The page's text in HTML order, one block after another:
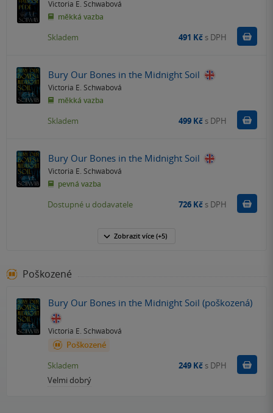
Victoria E. Schwabová
měkká vazba
Skladem 491 Kč s DPH
Bury Our Bones in the Midnight Soil
Victoria E. Schwabová
měkká vazba
Skladem 499 Kč s DPH
Bury Our Bones in the Midnight Soil
Victoria E. Schwabová
pevná vazba
Dostupné u dodavatele 726 Kč s DPH
Zobrazit více (+5)
Poškozené
Bury Our Bones in the Midnight Soil (poškozená)
Victoria E. Schwabová
Poškozené
Velmi dobrý
Skladem 249 Kč s DPH